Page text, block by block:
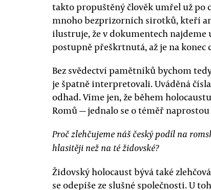
takto propuštěný člověk umřel už po
mnoho bezprizorních sirotků, kteří
ilustruje, že v dokumentech
postupně přeškrtnutá, až je na konec
Bez svědectví pamětníků bychom
je špatně interpretovali. Uváděná
odhad. Víme jen, že během
Romů — jednalo se o téměř
Proč zlehčujeme náš český podíl na
hlasitěji než na té židovské?
Židovský holocaust bývá také
se odepíše ze slušné společnosti. U